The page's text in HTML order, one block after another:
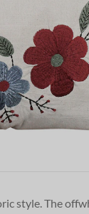
style. The